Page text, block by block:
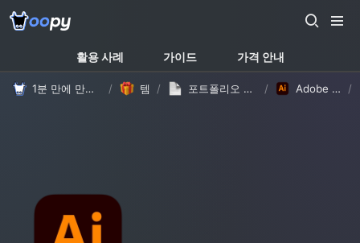
활용 사례 가이드 가격 안내
1분 만에 만드는 노션 웹사이트, 우피! / 템플릿/ 포트폴리오 템플릿 - 자체 제작 #1 (with Oopy) / Adobe Illustration /